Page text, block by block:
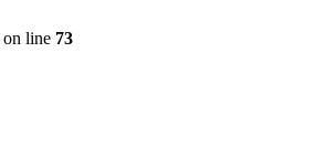
on line 73